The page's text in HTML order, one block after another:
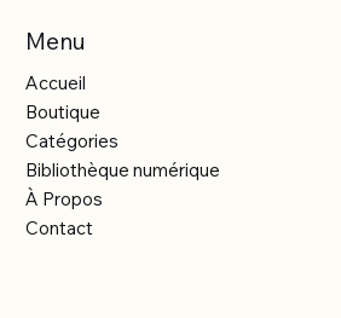
Menu
Accueil
Boutique
Catégories
Bibliothèque numérique
À Propos
Contact